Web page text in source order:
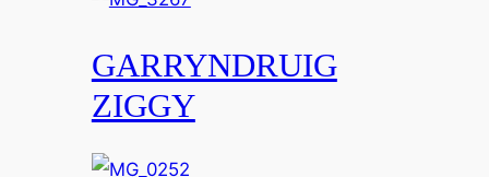
GARRYNDRUIG
ZIGGY